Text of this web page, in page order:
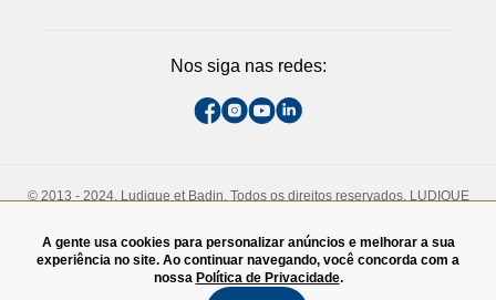
Nos siga nas redes:
© 2013 - 2024, Ludique et Badin. Todos os direitos reservados. LUDIQUE
Rua Padre João Manuel, 808, 1° andar. São Paulo, SP. CEP - 01411-000.
TEL:(11)3060-4828
A gente usa cookies para personalizar anúncios e melhorar a sua
experiência no site. Ao continuar navegando, você concorda com a
nossa Política de Privacidade.